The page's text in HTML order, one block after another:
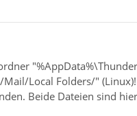
Local Folders/" (Linux)!
Beide Dateien sind